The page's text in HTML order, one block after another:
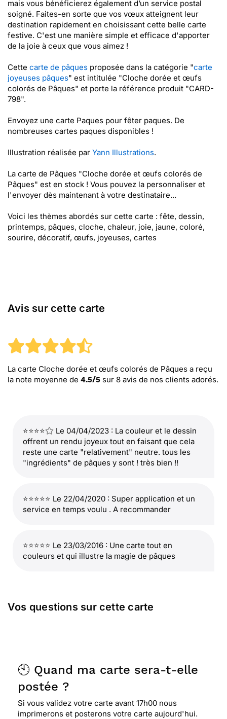
mais vous bénéficierez également d’un service postal
soigné. Faites-en sorte que vos vœux atteignent leur
destination rapidement en choisissant cette belle carte
festive. C'est une manière simple et efficace d'apporter
de la joie à ceux que vous aimez !
Cette carte de pâques proposée dans la catégorie "carte
joyeuses pâques" est intitulée "Cloche dorée et œufs
colorés de Pâques" et porte la référence produit "CARD-
798".
Envoyez une carte Paques pour fêter paques. De
nombreuses cartes paques disponibles !
Illustration réalisée par Yann Illustrations.
La carte de Pâques "Cloche dorée et œufs colorés de
Pâques" est en stock ! Vous pouvez la personnaliser et
l'envoyer dès maintenant à votre destinataire...
Voici les thèmes abordés sur cette carte : fête, dessin,
printemps, pâques, cloche, chaleur, joie, jaune, coloré,
sourire, décoratif, œufs, joyeuses, cartes
Avis sur cette carte
La carte Cloche dorée et œufs colorés de Pâques a reçu
la note moyenne de 4.5/5 sur 8 avis de nos clients adorés.
⭐⭐⭐⭐
Le 04/04/2023 : La couleur et le dessin
offrent un rendu joyeux tout en faisant que cela
reste une carte "relativement" neutre. tous les
"ingrédients" de pâques y sont ! très bien !!
⭐⭐⭐⭐⭐ Le 22/04/2020 : Super application et un
service en temps voulu . A recommander
⭐⭐⭐⭐⭐ Le 23/03/2016 : Une carte tout en
couleurs et qui illustre la magie de pâques
Vos questions sur cette carte
🕙 Quand ma carte sera-t-elle
postée ?
Si vous validez votre carte avant 17h00 nous
imprimerons et posterons votre carte aujourd'hui.